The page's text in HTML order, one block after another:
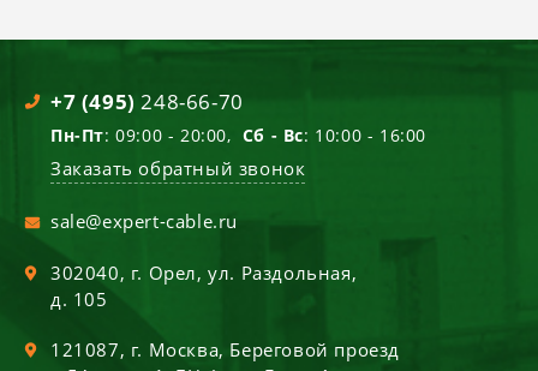
+7 (495) 248-66-70
Пн-Пт: 09:00 - 20:00, Сб - Вс: 10:00 - 16:00
Заказать обратный звонок
sale@expert-cable.ru
302040, г. Орел,ул. Раздольная,
д. 105
121087, г. Москва, Береговой проезд